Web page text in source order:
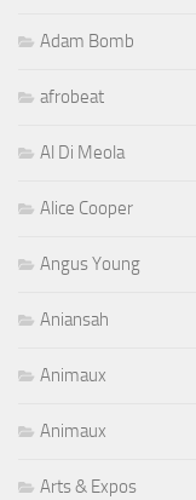
Adam Bomb
afrobeat
Al Di Meola
Alice Cooper
Angus Young
Aniansah
Animaux
Animaux
Arts & Expos